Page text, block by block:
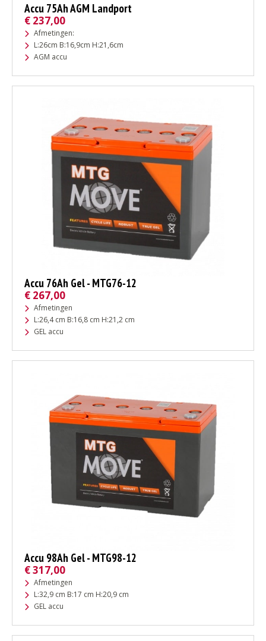
Accu 75Ah AGM Landport
€ 237,00
Afmetingen:
L:26cm B:16,9cm H:21,6cm
AGM accu
Accu 76Ah Gel - MTG76-12
€ 267,00
Afmetingen
L:26,4 cm B:16,8 cm H:21,2 cm
GEL accu
Accu 98Ah Gel - MTG98-12
€317,00
Afmetingen
L:32,9 cm B:17 cm H:20,9 cm
GEL accu